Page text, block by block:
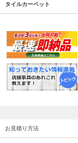
タイルカーペット
お見積り方法